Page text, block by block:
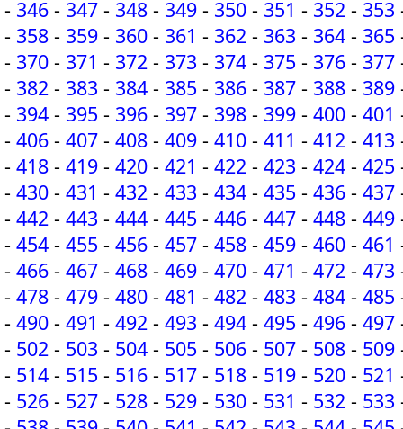
- 346 - 347 - 348 - 349 - 350 - 351 - 352 - 353
- 358 - 359 - 360 - 361 - 362 - 363 - 364 - 365
- 370 - 371 - 372 - 373 - 374 - 375 - 376 - 377
- 382 - 383 - 384 - 385 - 386 - 387 - 388 - 389
- 394 - 395 - 396 - 397 - 398 - 399 - 400 - 401
- 406 - 407 - 408 - 409 - 410 - 411 - 412 - 413
- 418 - 419 - 420 - 421 - 422 - 423 - 424 - 425
- 430 - 431 - 432 - 433 - 434 - 435 - 436 - 437
- 442 - 443 - 444 - 445 - 446 - 447 - 448 - 449
- 454 - 455 - 456 - 457 - 458 - 459 - 460 - 461
- 466 - 467 - 468 - 469 - 470 - 471 - 472 - 473
- 478 - 479 - 480 - 481 - 482 - 483 - 484 - 485
- 490 - 491 - 492 - 493 - 494 - 495 - 496 - 497
- 502 - 503 - 504 - 505 - 506 - 507 - 508 - 509
- 514 - 515 - 516 - 517 - 518 - 519 - 520 - 521
- 526 - 527 - 528 - 529 - 530 - 531 - 532 - 533